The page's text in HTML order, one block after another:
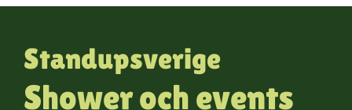
Standupsverige
Shower och events